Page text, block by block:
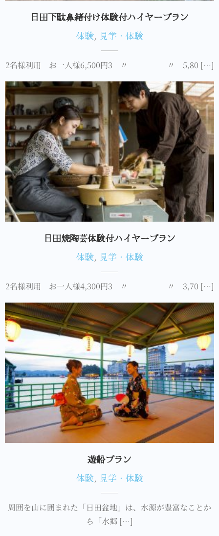
日田下駄鼻緒付け体験付ハイヤープラン
体験, 見学・体験
2名様利用 お一人様6,500円3 〃 〃 5,80 […]
日田焼陶芸体験付ハイヤープラン
体験, 見学・体験
2名様利用 お一人様4,300円3 〃 〃 3,70 […]
遊船プラン
体験, 見学・体験
周囲を山に囲まれた「日田盆地」は、水源が豊富なことか
ら「水郷 […]